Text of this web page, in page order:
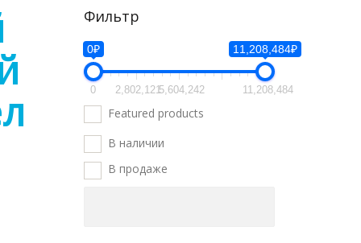
Фильтр
0₽ 11,208,484₽
0 2,802,1215,604,242 11,208,484
Featured products
В наличии
В продаже